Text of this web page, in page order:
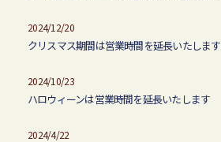
2024/12/20
クリスマス期間は営業時間を延長いたします
2024/10/23
ハロウィーンは営業時間を延長いたします
2024/4/22